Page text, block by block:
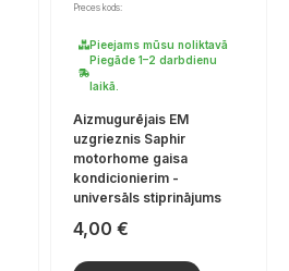
Preces kods:
Pieejams mūsu noliktavā
Piegāde 1–2 darbdienu
laikā.
Aizmugurējais EM
uzgrieznis Saphir
motorhome gaisa
kondicionierim -
universāls stiprinājums
4,00 €